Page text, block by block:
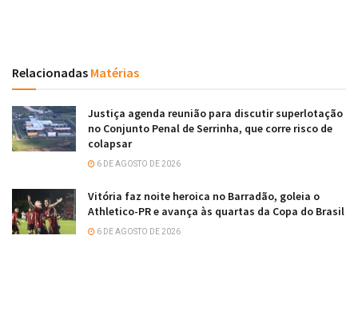
Relacionadas Matérias
Justiça agenda reunião para discutir superlotação
no Conjunto Penal de Serrinha, que corre risco de
colapsar
6 DE AGOSTO DE 2026
Vitória faz noite heroica no Barradão, goleia o
Athletico-PR e avança às quartas da Copa do Brasil
6 DE AGOSTO DE 2026